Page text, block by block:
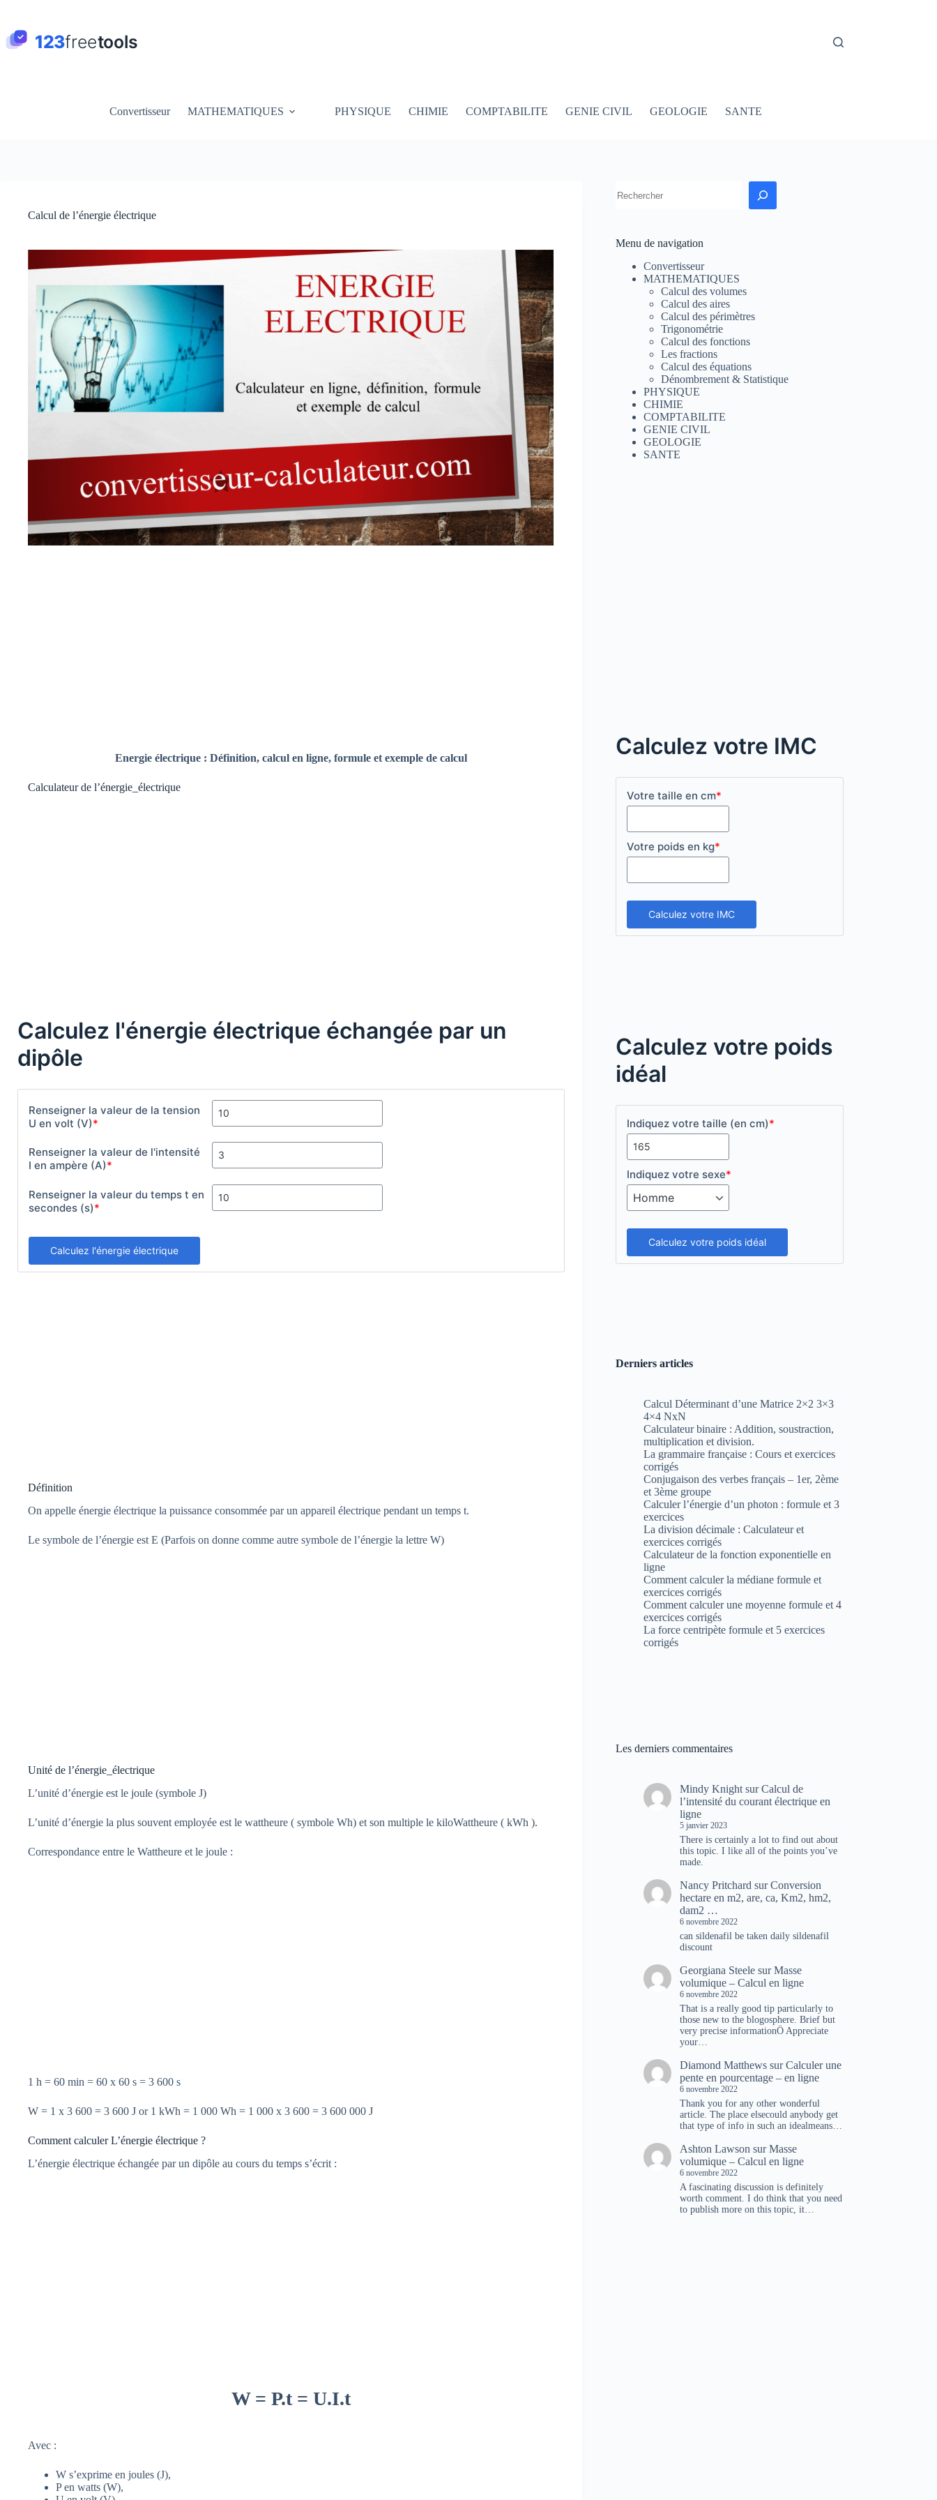
contenu
Convertisseur MATHEMATIQUES PHYSIQUE CHIMIE COMPTABILITE GENIE CIVIL GEOLOGIE SANTE
Calcul de l’énergie électrique
Energie électrique : Définition, calcul en ligne, formule et exemple de calcul
Calculateur de l’énergie_électrique
Calculez l'énergie électrique échangée par un
dipôle
Renseigner la valeur de la tension
U en volt (V)*
Renseigner la valeur de l'intensité
I en ampère (A)*
Renseigner la valeur du temps t en
secondes (s)*
Calculez l'énergie électrique
Définition
On appelle énergie électrique la puissance consommée par un appareil électrique pendant un temps t.
Le symbole de l’énergie est E (Parfois on donne comme autre symbole de l’énergie la lettre W)
Unité de l’énergie_électrique
L’unité d’énergie est le joule (symbole J)
L’unité d’énergie la plus souvent employée est le wattheure ( symbole Wh) et son multiple le kiloWattheure ( kWh ).
Correspondance entre le Wattheure et le joule :
1 h = 60 min = 60 x 60 s = 3 600 s
W = 1 x 3 600 = 3 600 J or 1 kWh = 1 000 Wh = 1 000 x 3 600 = 3 600 000 J
Comment calculer L’énergie électrique ?
L’énergie électrique échangée par un dipôle au cours du temps s’écrit :
W = P.t = U.I.t
Avec :
W s’exprime en joules (J),
P en watts (W),
Menu de navigation
Convertisseur
MATHEMATIQUES
Calcul des volumes
Calcul des aires
Calcul des périmètres
Trigonométrie
Calcul des fonctions
Les fractions
Calcul des équations
Dénombrement & Statistique
PHYSIQUE
CHIMIE
COMPTABILITE
GENIE CIVIL
GEOLOGIE
SANTE
Calculez votre IMC
Votre taille en cm*
Votre poids en kg*
Calculez votre IMC
Calculez votre poids
idéal
Indiquez votre taille (en cm)*
Indiquez votre sexe*
Calculez votre poids idéal
Derniers articles
Calcul Déterminant d’une Matrice 2×2 3×3
4×4 NxN
Calculateur binaire : Addition, soustraction,
multiplication et division.
La grammaire française : Cours et exercices
corrigés
Conjugaison des verbes français – 1er, 2ème
et 3ème groupe
Calculer l’énergie d’un photon : formule et 3
exercices
La division décimale : Calculateur et
exercices corrigés
Calculateur de la fonction exponentielle en
ligne
Comment calculer la médiane formule et
exercices corrigés
Comment calculer une moyenne formule et 4
exercices corrigés
La force centripète formule et 5 exercices
corrigés
Les derniers commentaires
Mindy Knight surCalcul de
l’intensité du courant électrique en
ligne
5 janvier 2023
There is certainly a lot to find out about
this topic. I like all of the points you’ve
made.
Nancy Pritchard surConversion
hectare en m2, are, ca, Km2, hm2,
dam2 …
6 novembre 2022
can sildenafil be taken daily sildenafil
discount
Georgiana Steele surMasse
volumique – Calcul en ligne
6 novembre 2022
That is a really good tip particularly to
those new to the blogosphere. Brief but
very precise informationÖ Appreciate
your…
Diamond Matthews surCalculer une
pente en pourcentage – en ligne
6 novembre 2022
Thank you for any other wonderful
article. The place elsecould anybody get
that type of info in such an idealmeans…
Ashton Lawson surMasse
volumique – Calcul en ligne
6 novembre 2022
A fascinating discussion is definitely
worth comment. I do think that you need
to publish more on this topic, it…